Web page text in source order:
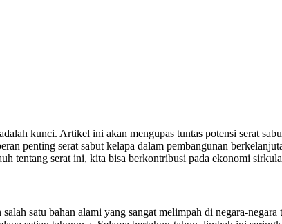
kunci. Artikel ini akan mengupas tuntas potensi serat
penting serat sabut kelapa dalam pembangunan
tentang serat ini, kita bisa berkontribusi pada ekonomi
salah satu bahan alami yang sangat melimpah di negara-